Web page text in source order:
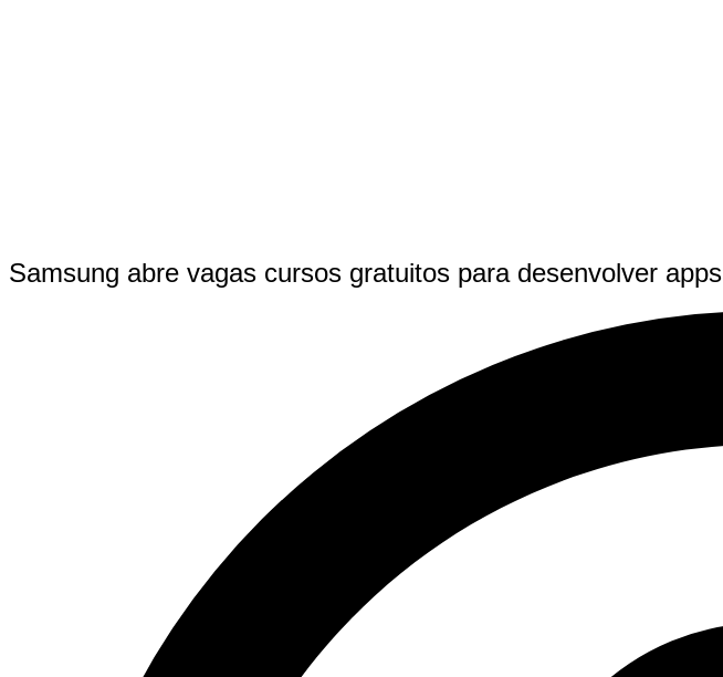
Samsung abre vagas cursos gratuitos para desenvolver apps